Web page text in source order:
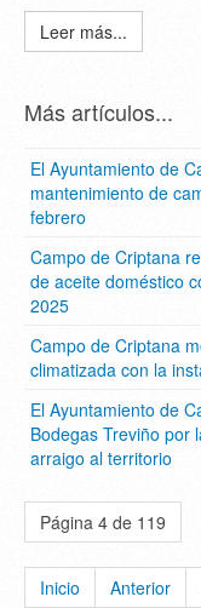
Leer más...
Más artículos...
El Ayuntamiento de
mantenimiento de
febrero
Campo de Criptana
de aceite doméstico
2025
Campo de Criptana
climatizada con la
El Ayuntamiento de
Bodegas Treviño por
arraigo al territorio
Página 4 de 119
Inicio Anterior